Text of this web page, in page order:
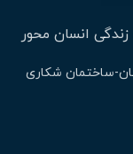
انسان محور
ساختمان شکاری